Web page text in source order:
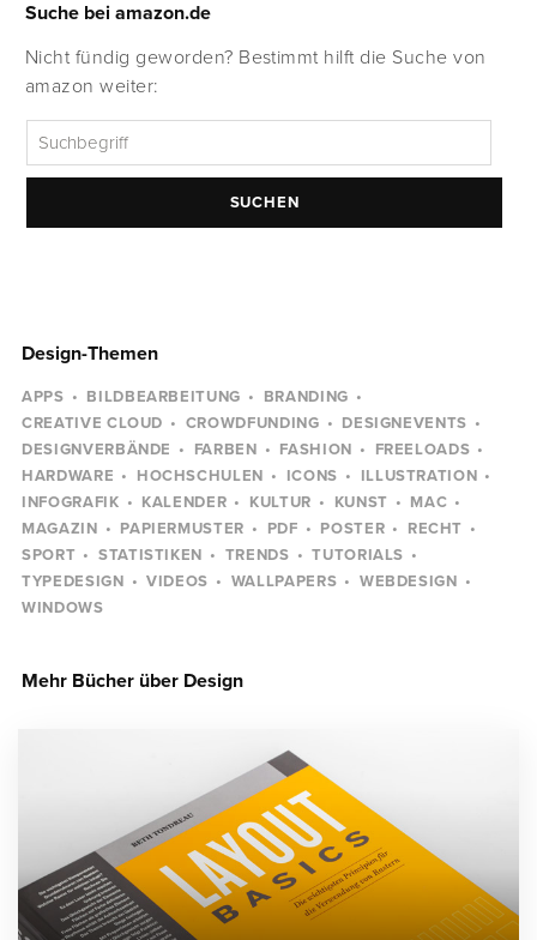
Suche bei amazon.de
Nicht fündig geworden? Bestimmt hilft die Suche von
amazon weiter:
SUCHEN
Design-Themen
APPS BILDBEARBEITUNG
BRANDING
CREATIVE CLOUD
CROWDFUNDING
DESIGNEVENTS
DESIGNVERBÄNDE
FARBEN FASHION
FREELOADS
HARDWARE
HOCHSCHULEN ICONS
ILLUSTRATION
INFOGRAFIK
KALENDER KULTUR KUNST
MAC
MAGAZIN
PAPIERMUSTER PDF POSTER
RECHT
SPORT
STATISTIKEN TRENDS
TUTORIALS
TYPEDESIGN
VIDEOS WALLPAPERS
WEBDESIGN
WINDOWS
Mehr Bücher über Design